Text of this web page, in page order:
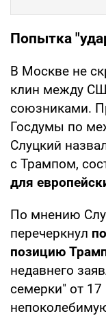
Попытка
В Москве не
клин между
союзниками.
Госдумы по
Слуцкий
с Трампом,
для
По мнению
перечеркнул
позицию
недавнего
семерки" от